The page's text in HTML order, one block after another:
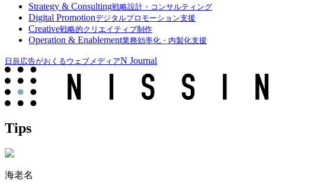
Strategy & Consulting戦略設計・コンサルティング
Digital Promotionデジタルプロモーション支援
Creative戦略的クリエイティブ制作
Operation & Enablement業務効率化・内製化支援
日辰広告がおくるウェブメディアN Journal
Tips
海老名